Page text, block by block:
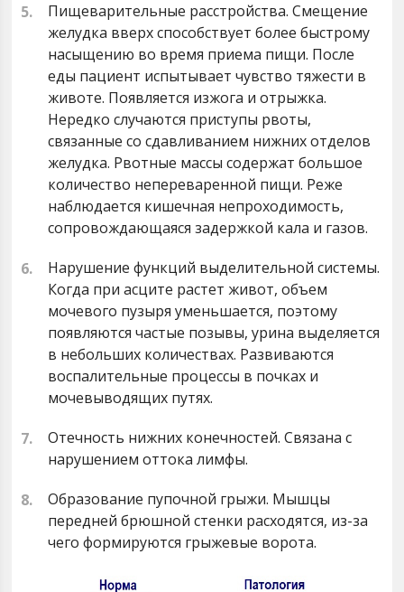
Пищеварительные расстройства. Смещение
желудка вверх способствует более быстрому
насыщению во время приема пищи. После
еды пациент испытывает чувство тяжести в
животе. Появляется изжога и отрыжка.
Нередко случаются приступы рвоты,
связанные со сдавливанием нижних отделов
желудка. Рвотные массы содержат большое
количество непереваренной пищи. Реже
наблюдается кишечная непроходимость,
сопровождающаяся задержкой кала и газов.
Нарушение функций выделительной системы.
Когда при асците растет живот, объем
мочевого пузыря уменьшается, поэтому
появляются частые позывы, урина выделяется
в небольших количествах. Развиваются
воспалительные процессы в почках и
мочевыводящих путях.
Отечность нижних конечностей. Связана с
нарушением оттока лимфы.
Образование пупочной грыжи. Мышцы
передней брюшной стенки расходятся, из-за
чего формируются грыжевые ворота.